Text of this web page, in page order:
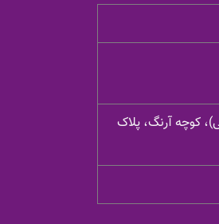
کوچه آرنگ، پلاک